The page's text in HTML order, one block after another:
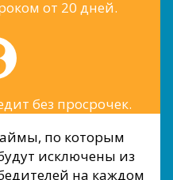
от 20 дней.
без просрочек.
по которым
исключены из
на каждом